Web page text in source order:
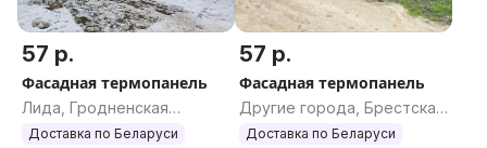
57 р.
Фасадная термопанель
Лида, Гродненская
область
Доставка по Беларуси
57 р.
Фасадная термопанель
Другие города, Брестская
область
Доставка по Беларуси